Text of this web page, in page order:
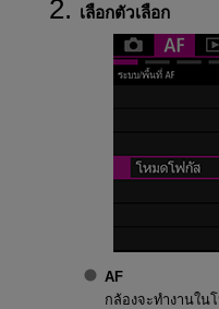
เลือกตัวเลือก
AF
กล้องจะทำงานใ